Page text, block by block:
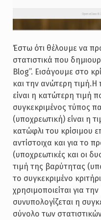
Έστω ότι θέλουμε να
στατιστικά που
Blog”. Εισάγουμε στο
και την ανώτερη
είναι η κατώτερη τιμή
συγκεκριμένος τύπος
(υποχρεωτική) είναι η
κατώφλι του κρίσιμου
αντίστοιχα και για το
(υποχρεωτικές και οι
τιμή της βαρύτητας
το συγκεκριμένο
χρησιμοποιείται για
συνυπολογίζεται η
σύνολο των